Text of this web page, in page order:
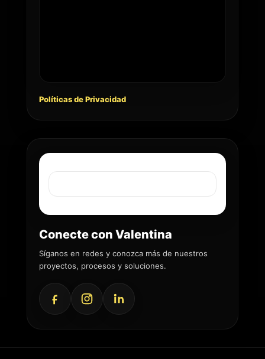
Políticas de Privacidad
Conecte con Valentina
Síganos en redes y conozca más de nuestros
proyectos, procesos y soluciones.